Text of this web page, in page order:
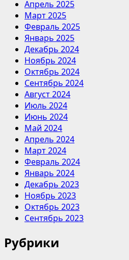
Апрель 2025
Март 2025
Февраль 2025
Январь 2025
Декабрь 2024
Ноябрь 2024
Октябрь 2024
Сентябрь 2024
Август 2024
Июль 2024
Июнь 2024
Май 2024
Апрель 2024
Март 2024
Февраль 2024
Январь 2024
Декабрь 2023
Ноябрь 2023
Октябрь 2023
Сентябрь 2023
Рубрики